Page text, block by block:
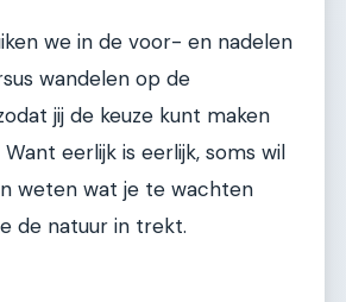
we in de voor- en nadelen
wandelen op de
jij de keuze kunt maken
eerlijk is eerlijk, soms wil
weten wat je te wachten
de natuur in trekt.